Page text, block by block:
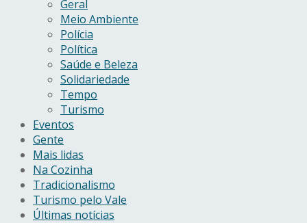
Geral
Meio Ambiente
Polícia
Política
Saúde e Beleza
Solidariedade
Tempo
Turismo
Eventos
Gente
Mais lidas
Na Cozinha
Tradicionalismo
Turismo pelo Vale
Últimas notícias